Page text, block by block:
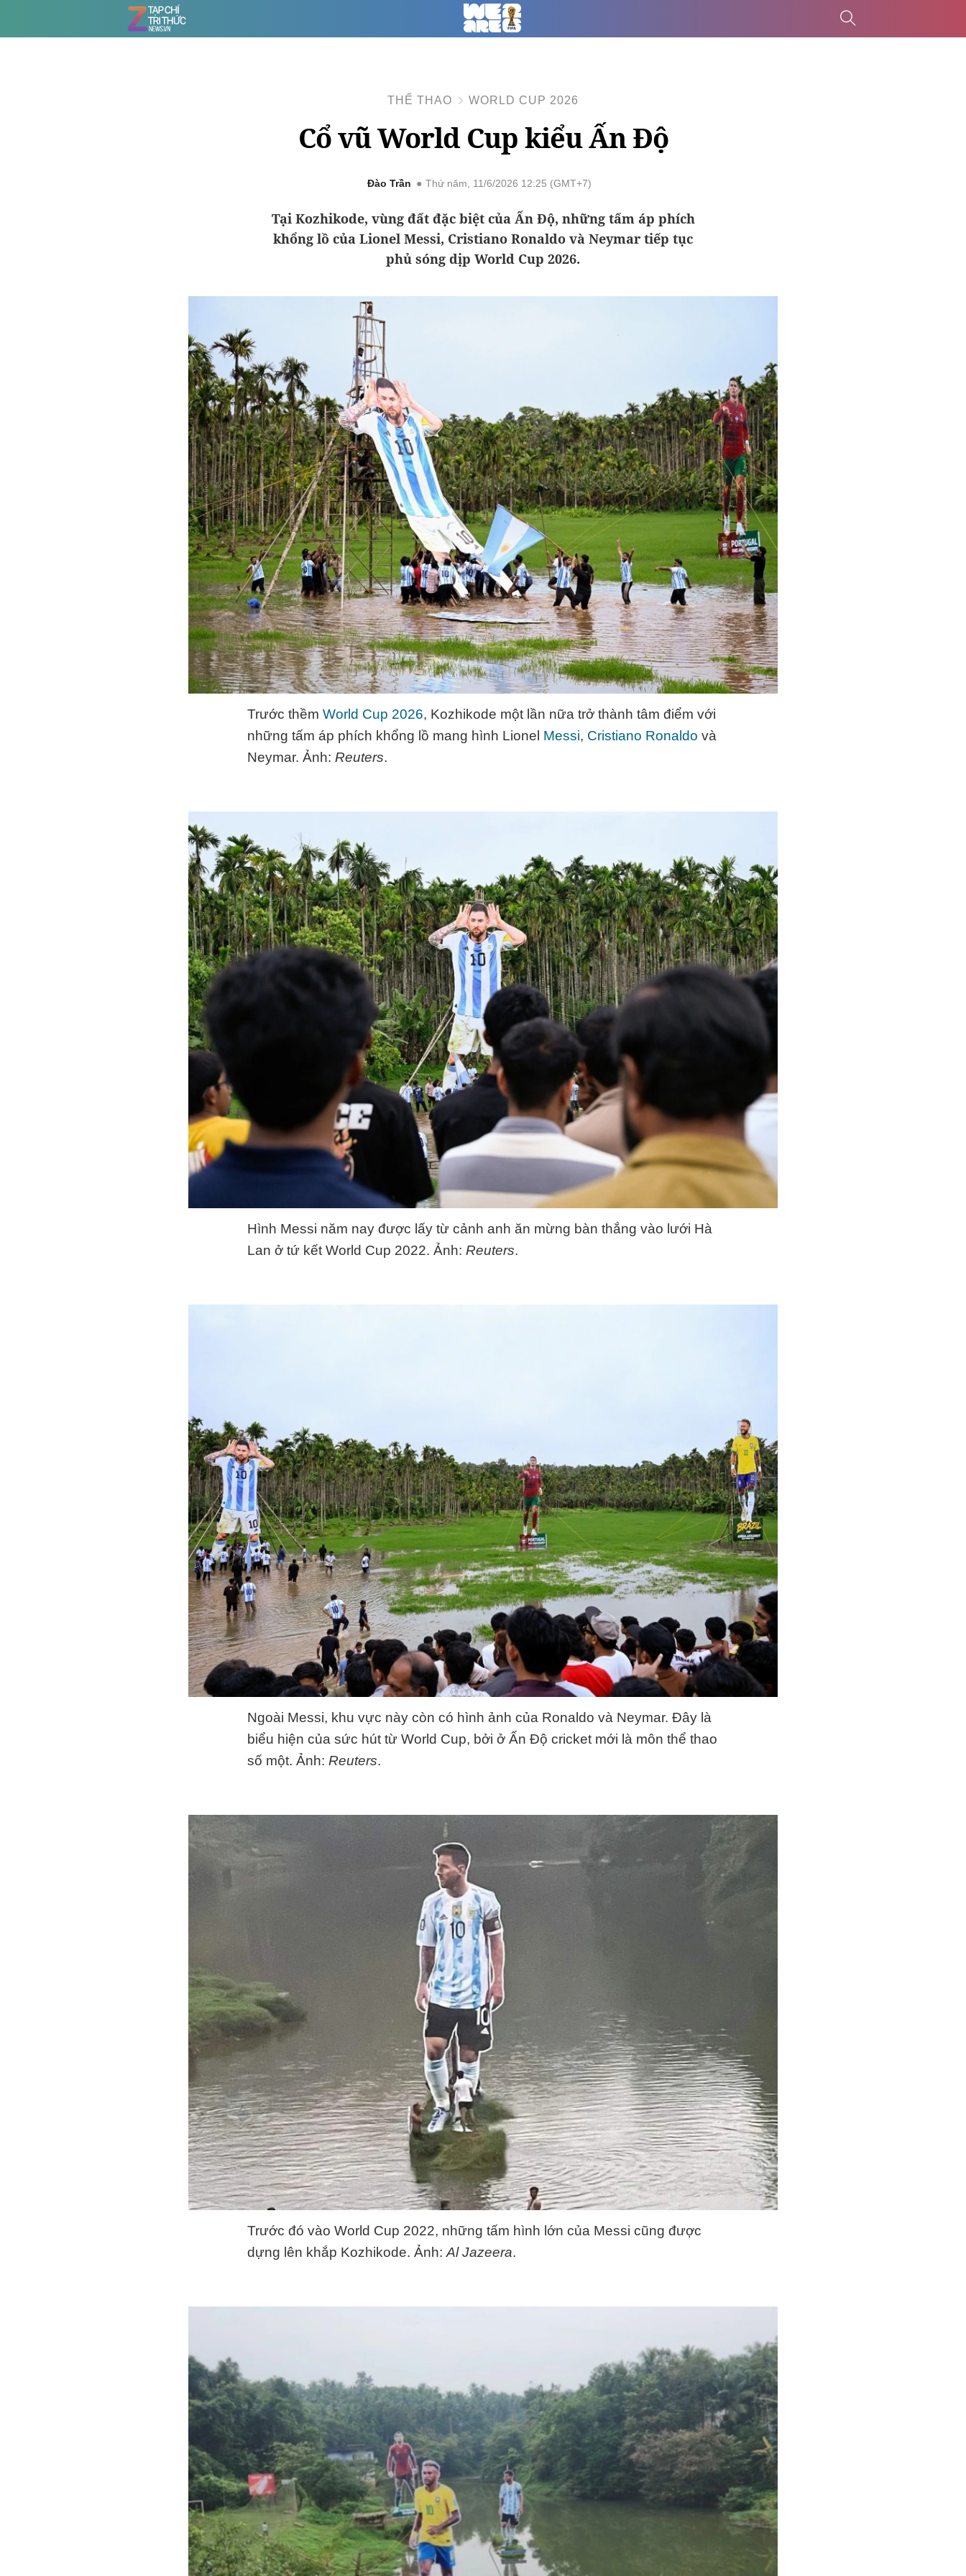
THỂ THAO WORLD CUP 2026
Cổ vũ World Cup kiểu Ấn Độ
Đào Trần Thứ năm, 11/6/2026 12:25 (GMT+7)
Tại Kozhikode, vùng đất đặc biệt của Ấn Độ, những tấm áp phích
khổng lồ của Lionel Messi, Cristiano Ronaldo và Neymar tiếp tục
phủ sóng dịp World Cup 2026.
Trước thềm World Cup 2026, Kozhikode một lần nữa trở thành tâm điểm với
những tấm áp phích khổng lồ mang hình Lionel Messi, Cristiano Ronaldo và
Neymar. Ảnh: Reuters.
Hình Messi năm nay được lấy từ cảnh anh ăn mừng bàn thắng vào lưới Hà
Lan ở tứ kết World Cup 2022. Ảnh: Reuters.
Ngoài Messi, khu vực này còn có hình ảnh của Ronaldo và Neymar. Đây là
biểu hiện của sức hút từ World Cup, bởi ở Ấn Độ cricket mới là môn thể thao
số một. Ảnh: Reuters.
Trước đó vào World Cup 2022, những tấm hình lớn của Messi cũng được
dựng lên khắp Kozhikode. Ảnh: Al Jazeera.